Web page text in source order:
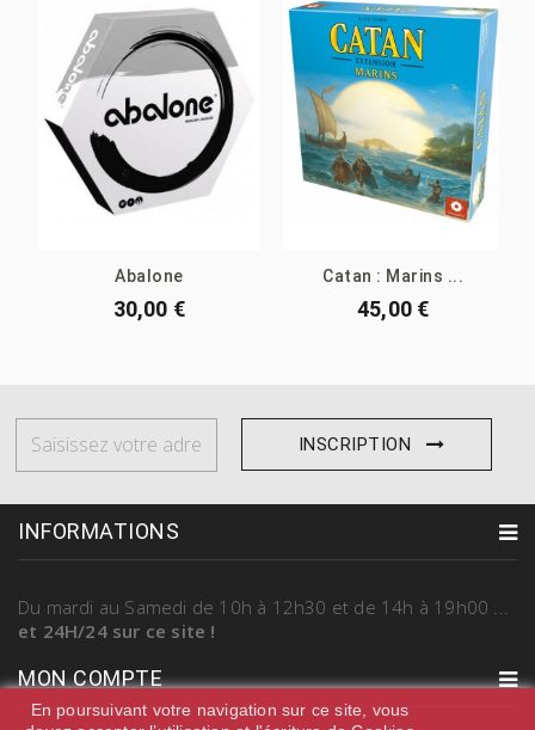
Abalone
30,00 €
Catan : Marins ...
45,00 €
INSCRIPTION
INFORMATIONS
Du mardi au Samedi de 10h à 12h30 et de 14h à 19h00
et 24H/24 sur ce site !
MON COMPTE
En poursuivant votre navigation sur ce site, vous